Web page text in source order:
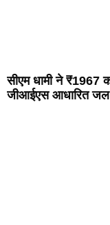
सीएम धामी ने ₹1967
जीआईएस आधारित जल